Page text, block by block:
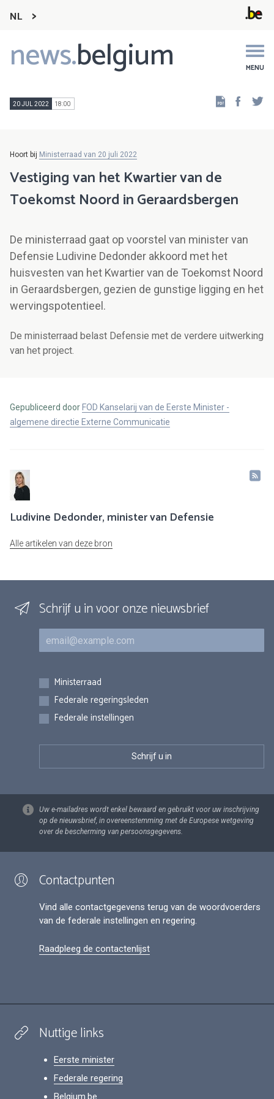
NL
news.belgium MENU
Main
navigation
20 JUL 2022 18:00
Hoort bij Ministerraad van 20 juli 2022
Vestiging van het Kwartier van de
Toekomst Noord in Geraardsbergen
De ministerraad gaat op voorstel van minister van
Defensie Ludivine Dedonder akkoord met het
huisvesten van het Kwartier van de Toekomst Noord
in Geraardsbergen, gezien de gunstige ligging en het
wervingspotentieel.
De ministerraad belast Defensie met de verdere uitwerking
van het project.
Gepubliceerd door FOD Kanselarij van de Eerste Minister -
algemene directie Externe Communicatie
Ludivine Dedonder, minister van Defensie
Alle artikelen van deze bron
Schrijf u in voor onze nieuwsbrief
E-mail
Inschrijvingen
Ministerraad
Federale regeringsleden
Federale instellingen
Uw e-mailadres wordt enkel bewaard en gebruikt voor uw inschrijving
op de nieuwsbrief, in overeenstemming met de Europese wetgeving
over de bescherming van persoonsgegevens.
Contactpunten
Vind alle contactgegevens terug van de woordvoerders
van de federale instellingen en regering.
Raadpleeg de contactenlijst
Nuttige links
Eerste minister
Federale regering
Belgium.be